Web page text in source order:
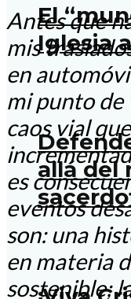
El
Iglesia
allá del
Antes que
mis
en
mi punto de
caos vial
es
eventos
son: una
en materia
sostenible;